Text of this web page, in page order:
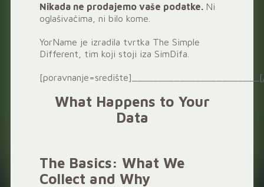
Nikada ne prodajemo vaše podatke. Ni
oglašivačima, ni bilo kome.
YorName je izradila tvrtka The Simple
Different, tim koji stoji iza SimDifa.
What Happens to Your
Data
The Basics: What We
Collect and Why